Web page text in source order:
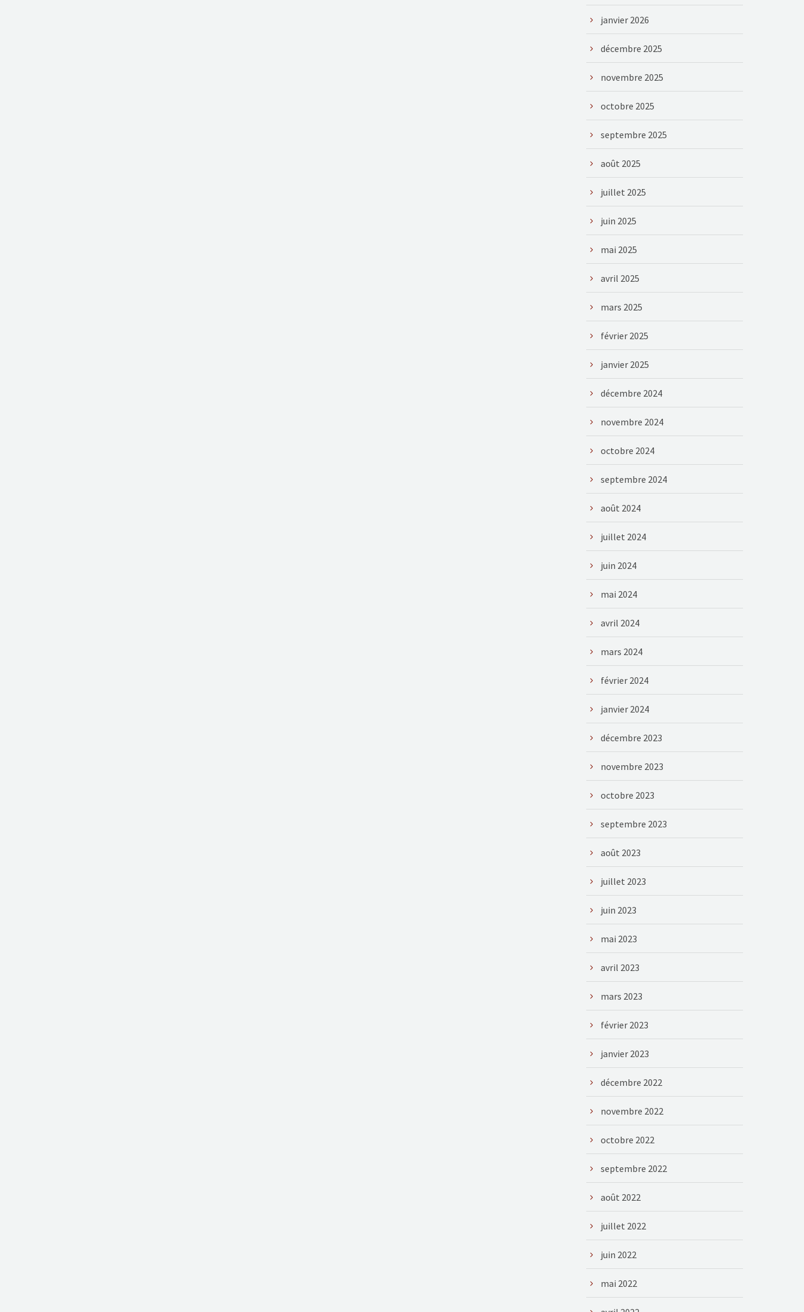
janvier 2026
décembre 2025
novembre 2025
octobre 2025
septembre 2025
août 2025
juillet 2025
juin 2025
mai 2025
avril 2025
mars 2025
février 2025
janvier 2025
décembre 2024
novembre 2024
octobre 2024
septembre 2024
août 2024
juillet 2024
juin 2024
mai 2024
avril 2024
mars 2024
février 2024
janvier 2024
décembre 2023
novembre 2023
octobre 2023
septembre 2023
août 2023
juillet 2023
juin 2023
mai 2023
avril 2023
mars 2023
février 2023
janvier 2023
décembre 2022
novembre 2022
octobre 2022
septembre 2022
août 2022
juillet 2022
juin 2022
mai 2022